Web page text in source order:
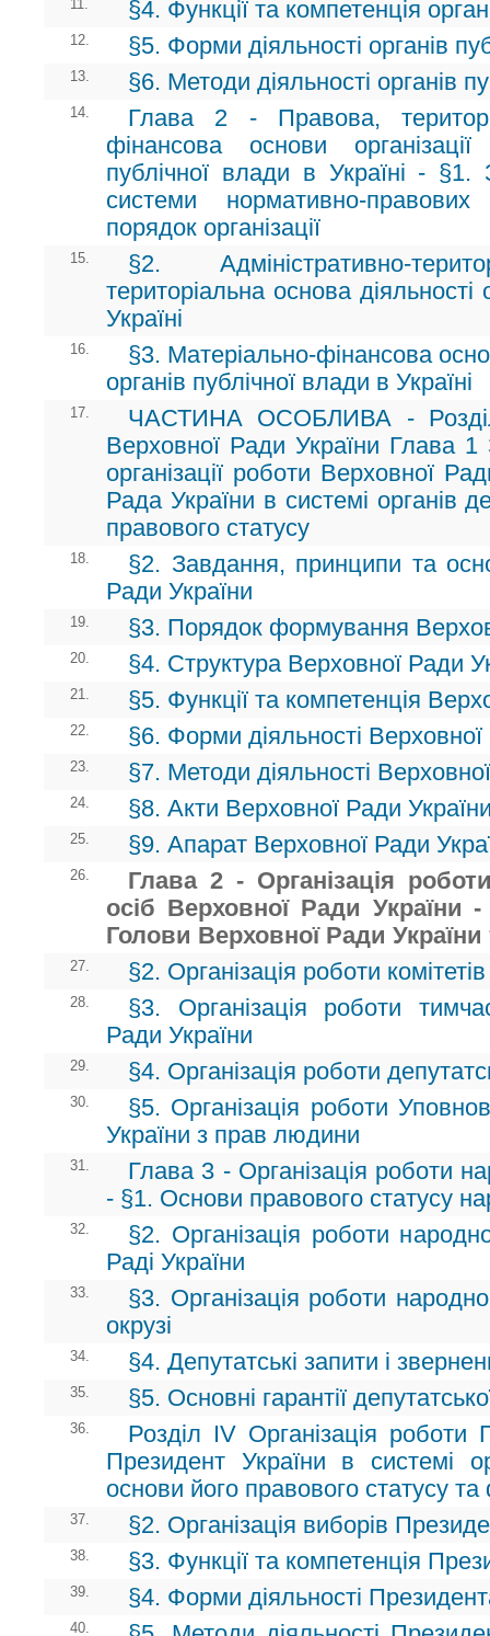
11. §4. Функції та компетенція
12. §5. Форми діяльності органів
13. §6. Методи діяльності органів
14.
Глава 2 - Правова,
фінансова основи
публічної влади в Україні - §1.
системи нормативно-
порядок організації
15.
§2. Адміністративно-
територіальна основа діяльності
Україні
16.
§3. Матеріально-фінансова
органів публічної влади в Україні
17.
ЧАСТИНА ОСОБЛИВА - Розділ
Верховної Ради України Глава 1
організації роботи Верховної
Рада України в системі органів
правового статусу
18.
§2. Завдання, принципи та
Ради України
19. §3. Порядок формування
20. §4. Структура Верховної Ради
21. §5. Функції та компетенція
22. §6. Форми діяльності
23. §7. Методи діяльності
24. §8. Акти Верховної Ради
25. §9. Апарат Верховної Ради
26.
Глава 2 - Організація
осіб Верховної Ради України
Голови Верховної Ради України
27. §2. Організація роботи
28.
§3. Організація роботи
Ради України
29. §4. Організація роботи
30.
§5. Організація роботи
України з прав людини
31.
Глава 3 - Організація роботи
- §1. Основи правового статусу
32.
§2. Організація роботи
Раді України
33.
§3. Організація роботи
окрузі
34. §4. Депутатські запити і
35. §5. Основні гарантії
36.
Розділ ІV Організація
Президент України в системі
основи його правового статусу
37. §2. Організація виборів
38. §3. Функції та компетенція
39. §4. Форми діяльності
40.